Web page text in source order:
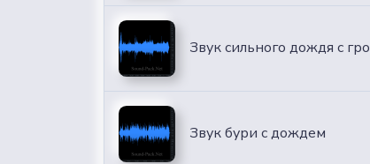
Звук сильного дождя с
Звук бури с дождем